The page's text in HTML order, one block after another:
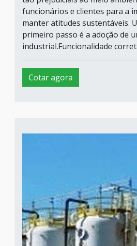
funcionários e clientes para a
manter atitudes sustentáveis.
primeiro passo é a adoção de
industrial.Funcionalidade
Cotar agora